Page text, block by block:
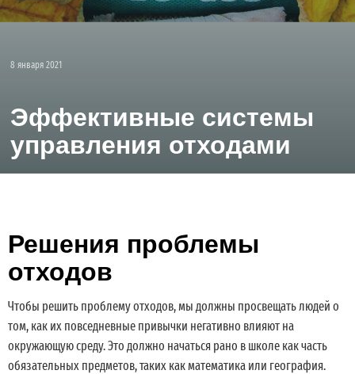
8 января 2021
Эффективные системы
управления отходами
Решения проблемы
отходов
Чтобы решить проблему отходов, мы должны просвещать людей о
том, как их повседневные привычки негативно влияют на
окружающую среду. Это должно начаться рано в школе как часть
обязательных предметов, таких как математика или география.